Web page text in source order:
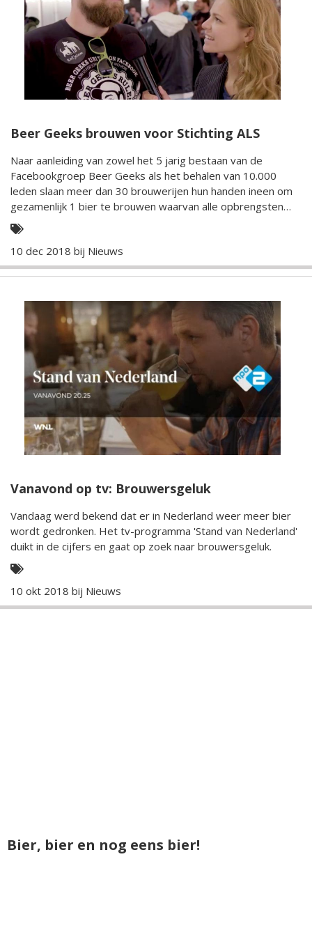
Beer Geeks brouwen voor Stichting ALS
Naar aanleiding van zowel het 5 jarig bestaan van de
Facebookgroep Beer Geeks als het behalen van 10.000
leden slaan meer dan 30 brouwerijen hun handen ineen om
gezamenlijk 1 bier te brouwen waarvan alle opbrengsten
naar stichting ALS gaan.
10 dec 2018 bij Nieuws
Vanavond op tv: Brouwersgeluk
Vandaag werd bekend dat er in Nederland weer meer bier
wordt gedronken. Het tv-programma 'Stand van Nederland'
duikt in de cijfers en gaat op zoek naar brouwersgeluk.
10 okt 2018 bij Nieuws
Bier, bier en nog eens bier!